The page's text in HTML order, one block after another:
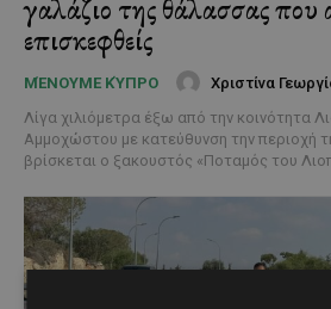
γαλάζιο της θάλασσας που
επισκεφθείς
ΜΈΝΟΥΜΕ ΚΎΠΡΟ Χριστίνα
Λίγα χιλιόμετρα έξω από την κοινότητα
Αμμοχώστου με κατεύθυνση την περιοχή
βρίσκεται ο ξακουστός «Ποταμός του